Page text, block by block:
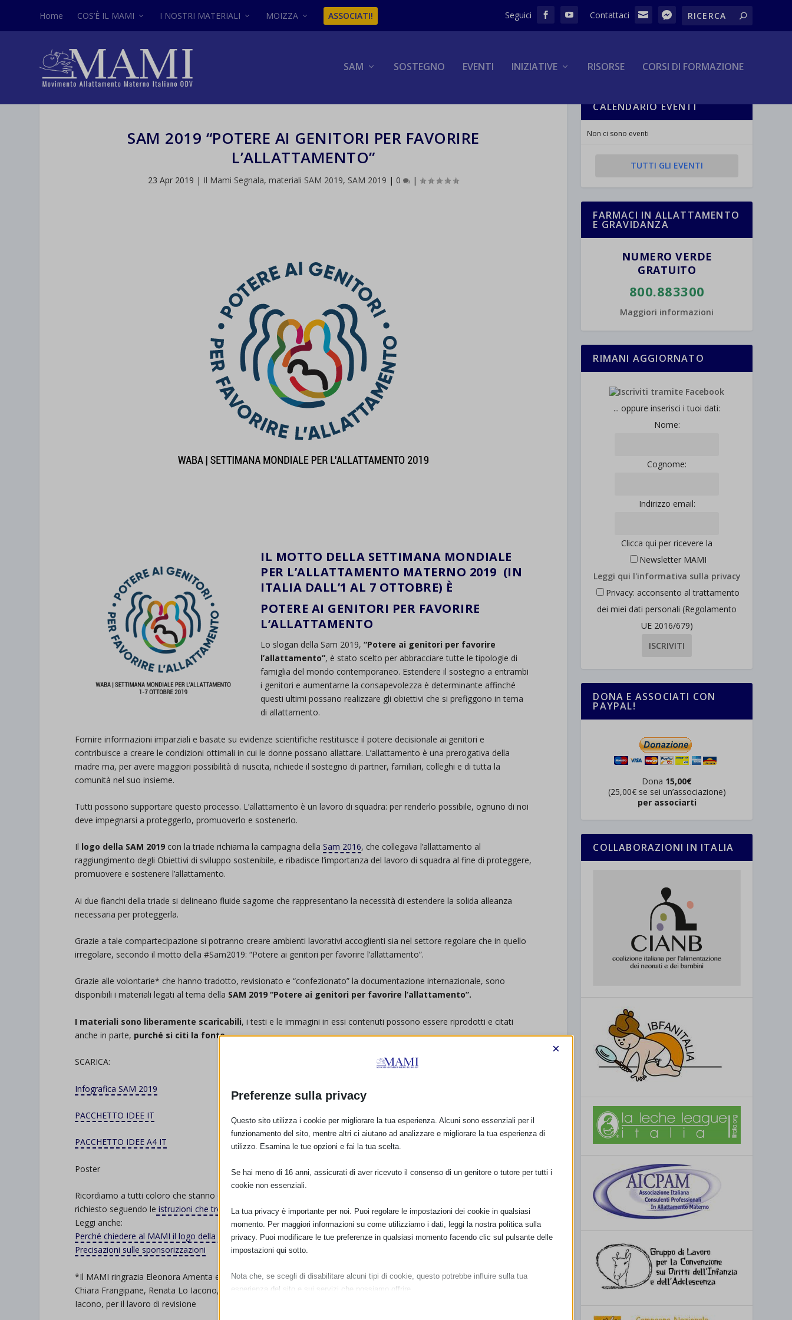
Home COS’È IL MAMI I NOSTRI MATERIALI MOIZZA ASSOCIATI!
SAM SOSTEGNO EVENTI INIZIATIVE RISORSE CORSI DI FORMAZIONE
SAM 2019 “POTERE AI GENITORI PER FAVORIRE
L’ALLATTAMENTO”
23 Apr 2019 | Il Mami Segnala,materiali SAM 2019, SAM 2019 | 0 |
IL MOTTO DELLA SETTIMANA MONDIALE
PER L’ALLATTAMENTO MATERNO 2019 (IN
ITALIA DALL’1 AL 7 OTTOBRE) È
POTERE AI GENITORI PER FAVORIRE
L’ALLATTAMENTO
Lo slogan della Sam 2019,“Potere ai genitori per favorire
l’allattamento”, è stato scelto per abbracciare tutte le tipologie di
famiglia del mondo contemporaneo. Estendere il sostegno a entrambi
i genitori e aumentarne la consapevolezza è determinante affinché
questi ultimi possano realizzare gli obiettivi che si prefiggono in tema
di allattamento.
Fornire informazioni imparziali e basate su evidenze scientifiche restituisce il potere decisionale ai genitori e
contribuisce a creare le condizioni ottimali in cui le donne possano allattare. L’allattamento è una prerogativa della
madre ma, per avere maggiori possibilità di riuscita, richiede il sostegno di partner, familiari, colleghi e di tutta la
comunità nel suo insieme.
Tutti possono supportare questo processo. L’allattamento è un lavoro di squadra: per renderlo possibile, ognuno di noi
deve impegnarsi a proteggerlo, promuoverlo e sostenerlo.
Il logo della SAM 2019 con la triade richiama la campagna dellaSam 2016, che collegava l’allattamento al
raggiungimento degli Obiettivi di sviluppo sostenibile, e ribadisce l’importanza del lavoro di squadra al fine di proteggere,
promuovere e sostenere l’allattamento.
Ai due fianchi della triade si delineano fluide sagome che rappresentano la necessità di estendere la solida alleanza
necessaria per proteggerla.
Grazie a tale compartecipazione si potranno creare ambienti lavorativi accoglienti sia nel settore regolare che in quello
irregolare, secondo il motto della #Sam2019: “Potere ai genitori per favorire l’allattamento”.
Grazie alle volontarie* che hanno tradotto, revisionato e “confezionato” la documentazione internazionale, sono
disponibili i materiali legati al tema della SAM 2019 “Potere ai genitori per favorire l’allattamento”.
I materiali sono liberamente scaricabili, i testi e le immagini in essi contenuti possono essere riprodotti e citati
anche in parte, purché si citi la fonte.
SCARICA:
Infografica SAM 2019
PACCHETTO IDEE IT
PACCHETTO IDEE A4 IT
Poster
Ricordiamo a tutti coloro che stanno organizzando un evento per la SAM 2019 che il logo va
richiesto seguendo le istruzioni che trovate cliccando qui
Leggi anche:
Perché chiedere al MAMI il logo della SAM?
Precisazioni sulle sponsorizzazioni
*Il MAMI ringrazia Eleonora Amenta e Clarissa Arnone, per la grafica
Chiara Frangipane, Renata Lo Iacono, Francesca Mileti, Martine Moretti, Mara Panozzo per la traduzione, Renata Lo
Iacono, per il lavoro di revisione
CALENDARIO EVENTI
Non ci sono eventi
TUTTI GLI EVENTI
FARMACI IN ALLATTAMENTO
E GRAVIDANZA
NUMERO VERDE
GRATUITO
800.883300
Maggiori informazioni
RIMANI AGGIORNATO
... oppure inserisci i tuoi dati:
Nome:
Cognome:
Indirizzo email:
Clicca qui per ricevere la
Newsletter MAMI
Leggi qui l'informativa sulla privacy
Privacy: acconsento al trattamento
dei miei dati personali (Regolamento
UE 2016/679)
DONA E ASSOCIATI CON
PAYPAL!
Dona 15,00€
(25,00€ se sei un’associazione)
per associarti
COLLABORAZIONI IN ITALIA
Preferenze sulla privacy
×
Questo sito utilizza i cookie per migliorare la tua esperienza. Alcuni sono essenziali per il
funzionamento del sito, mentre altri ci aiutano ad analizzare e migliorare la tua esperienza di
utilizzo. Esamina le tue opzioni e fai la tua scelta.
Se hai meno di 16 anni, assicurati di aver ricevuto il consenso di un genitore o tutore per tutti i
cookie non essenziali.
La tua privacy è importante per noi. Puoi regolare le impostazioni dei cookie in qualsiasi
momento. Per maggiori informazioni su come utilizziamo i dati, leggi la nostra politica sulla
privacy. Puoi modificare le tue preferenze in qualsiasi momento facendo clic sul pulsante delle
impostazioni qui sotto.
Nota che, se scegli di disabilitare alcuni tipi di cookie, questo potrebbe influire sulla tua
esperienza del sito e sui servizi che possiamo offrire.